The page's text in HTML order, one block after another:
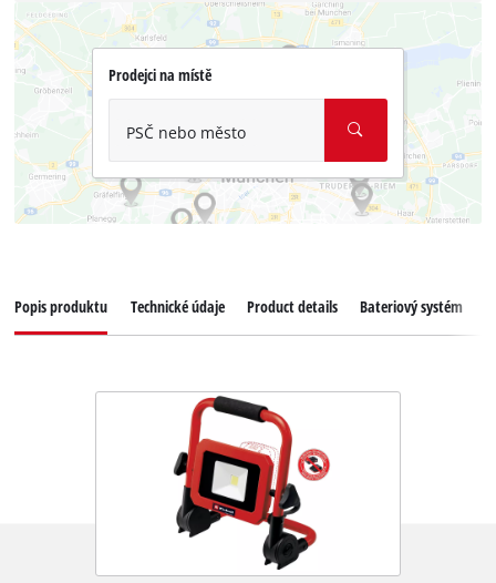
Prodejci na místě
PSČ nebo město
Popis produktu Technické údaje Product details Bateriový systém